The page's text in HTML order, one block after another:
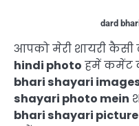
dard
आपको मेरी शायरी कैसी
hindi photo हमें कमेंट
bhari shayari
shayari photo mein
bhari shayari picture